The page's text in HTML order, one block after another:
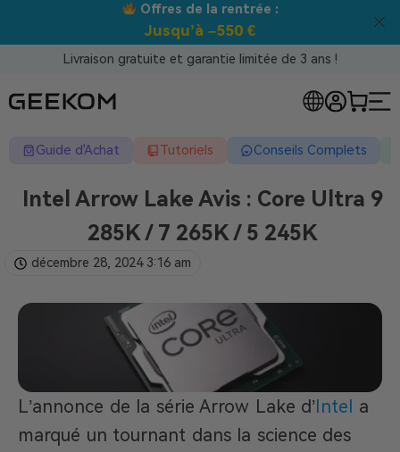
Meilleur prix garanti tous canaux !
Livraison gratuite et garantie limitée de 3 ans !
Guide d'Achat Tutoriels Conseils Complets
Intel Arrow Lake Avis : Core Ultra 9
285K / 7 265K / 5 245K
décembre 28, 2024 3:16 am
L’annonce de la série Arrow Lake d’Intel a
marqué un tournant dans la science des